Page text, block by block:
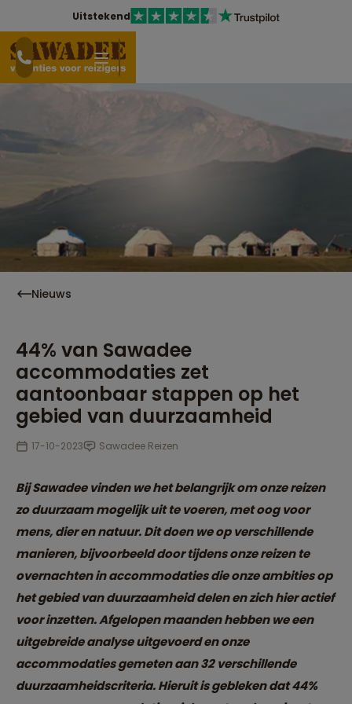
Uitstekend
Nieuws
44% van Sawadee
accommodaties zet
aantoonbaar stappen op het
gebied van duurzaamheid
17-10-2023 Sawadee Reizen
Bij Sawadee vinden we het belangrijk om onze reizen
zo duurzaam mogelijk uit te voeren, met oog voor
mens, dier en natuur. Dit doen we op verschillende
manieren, bijvoorbeeld door tijdens onze reizen te
overnachten in accommodaties die onze ambities op
het gebied van duurzaamheid delen en zich hier actief
voor inzetten. Afgelopen maanden hebben we een
uitgebreide analyse uitgevoerd en onze
accommodaties gemeten aan 32 verschillende
duurzaamheidscriteria. Hieruit is gebleken dat 44%